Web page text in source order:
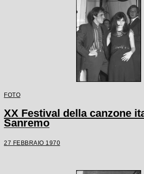
FOTO
XX Festival della canzone
Sanremo
27 FEBBRAIO 1970